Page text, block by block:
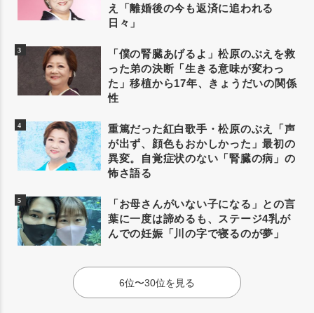
え「離婚後の今も返済に追われる
日々」
「僕の腎臓あげるよ」松原のぶえを救
った弟の決断「生きる意味が変わっ
た」移植から17年、きょうだいの関係
性
重篤だった紅白歌手・松原のぶえ「声
が出ず、顔色もおかしかった」最初の
異変。自覚症状のない「腎臓の病」の
怖さ語る
「お母さんがいない子になる」との言
葉に一度は諦めるも、ステージ4乳が
んでの妊娠「川の字で寝るのが夢」
6位〜30位を見る